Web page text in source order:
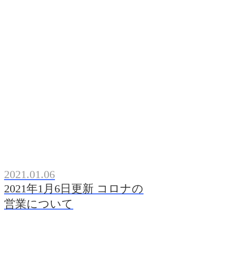
2021.01.06
2021年1月6日更新 コロナの
営業について